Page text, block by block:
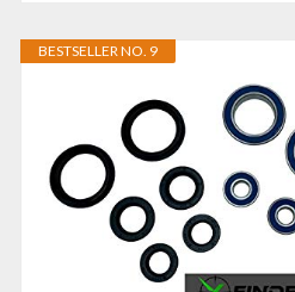
BESTSELLER NO. 9